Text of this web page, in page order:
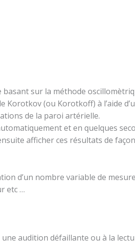
sur la méthode
(ou Korotkoff) à l’aide
de la paroi artérielle.
et en quelques
afficher ces résultats de
d’un nombre variable de
etc …
audition défaillante ou à la